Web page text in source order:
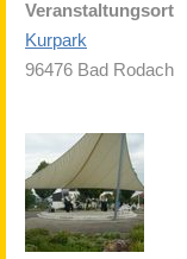
Veranstaltungsort
Kurpark
96476 Bad Rodach